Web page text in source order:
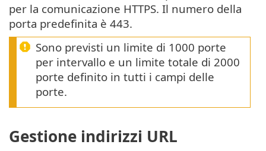
per la comunicazione HTTPS. Il numero della
porta predefinita è 443.
Sono previsti un limite di 1000 porte
per intervallo e un limite totale di 2000
porte definito in tutti i campi delle
porte.
Gestione indirizzi URL